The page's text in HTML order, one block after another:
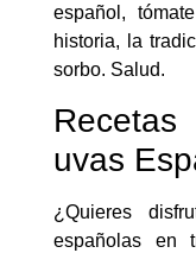
español,
historia, la
sorbo. Salud.
uvas
¿Quieres
españolas en